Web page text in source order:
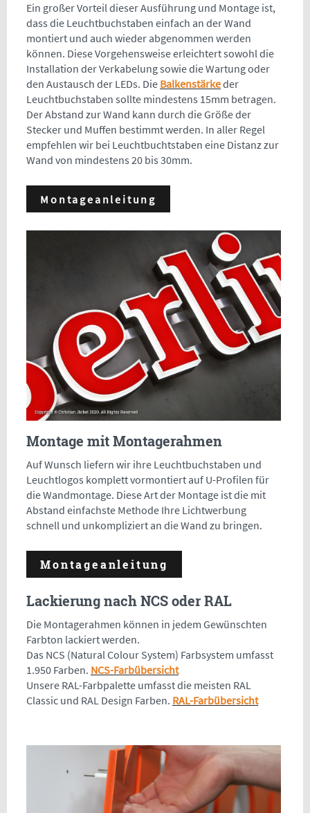
Ein großer Vorteil dieser Ausführung und Montage ist,
dass die Leuchtbuchstaben einfach an der Wand
montiert und auch wieder abgenommen werden
können. Diese Vorgehensweise erleichtert sowohl die
Installation der Verkabelung sowie die Wartung oder
den Austausch der LEDs. Die Balkenstärkeder
Leuchtbuchstaben sollte mindestens 15mm betragen.
Der Abstand zur Wand kann durch die Größe der
Stecker und Muffen bestimmt werden. In aller Regel
empfehlen wir bei Leuchtbuchtstaben eine Distanz zur
Wand von mindestens 20 bis 30mm.
Montageanleitung
Montage mit Montagerahmen
Auf Wunsch liefern wir ihre Leuchtbuchstaben und
Leuchtlogos komplett vormontiert auf U-Profilen für
die Wandmontage. Diese Art der Montage ist die mit
Abstand einfachste Methode Ihre Lichtwerbung
schnell und unkompliziert an die Wand zu bringen.
Montageanleitung
Lackierung nach NCS oder RAL
Die Montagerahmen können in jedem Gewünschten
Farbton lackiert werden.
Das NCS (Natural Colour System) Farbsystem umfasst
1.950 Farben. NCS-Farbübersicht
Unsere RAL-Farbpalette umfasst die meisten RAL
Classic und RAL Design Farben. RAL-Farbübersicht